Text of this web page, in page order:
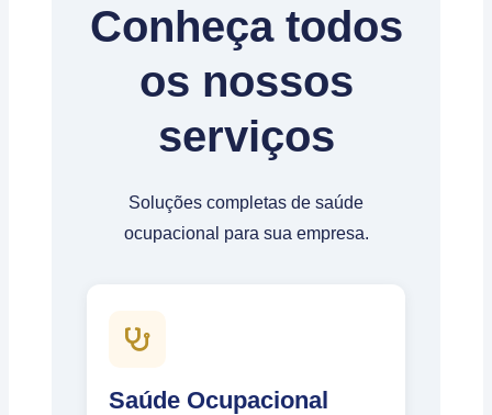
Conheça todos
os nossos
serviços
Soluções completas de saúde
ocupacional para sua empresa.
Saúde Ocupacional